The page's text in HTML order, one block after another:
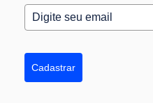
Cadastrar